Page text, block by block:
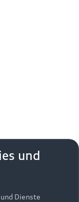
und
Dienste